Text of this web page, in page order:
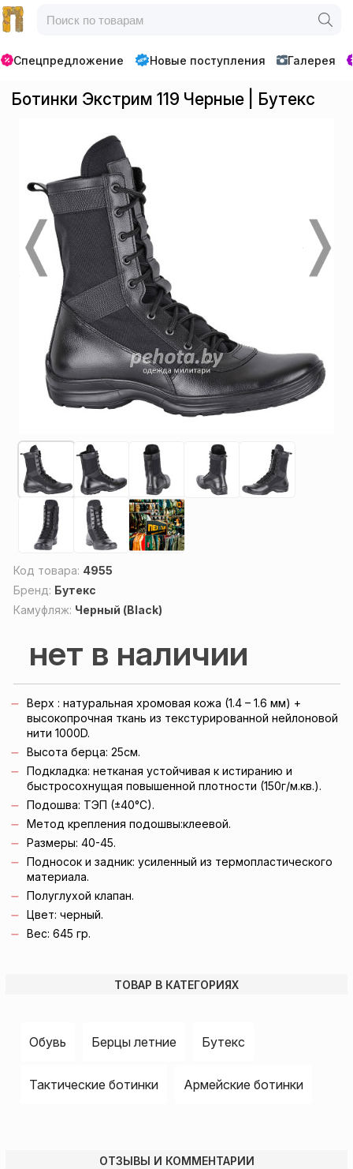
Спецпредложение Новые поступления Галерея
Ботинки Экстрим 119 Черные | Бутекс
Код товара: 4955
Бренд: Бутекс
Камуфляж: Черный (Black)
нет в наличии
Верх : натуральная хромовая кожа (1.4 – 1.6 мм) +
высокопрочная ткань из текстурированной нейлоновой
нити 1000D.
Высота берца: 25см.
Подкладка: нетканая устойчивая к истиранию и
быстросохнущая повышенной плотности (150г/м.кв.).
Подошва: ТЭП (±40°С).
Метод крепления подошвы:клеевой.
Размеры: 40-45.
Подносок и задник: усиленный из термопластического
материала.
Полуглухой клапан.
Цвет: черный.
Вес: 645 гр.
ТОВАР В КАТЕГОРИЯХ
Обувь Берцы летние Бутекс
Тактические ботинки Армейские ботинки
ОТЗЫВЫ И КОММЕНТАРИИ